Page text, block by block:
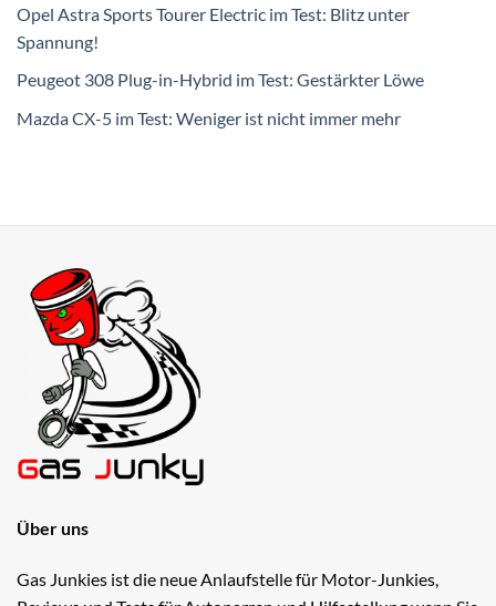
Opel Astra Sports Tourer Electric im Test: Blitz unter
Spannung!
Peugeot 308 Plug-in-Hybrid im Test: Gestärkter Löwe
Mazda CX-5 im Test: Weniger ist nicht immer mehr
Über uns
Gas Junkies ist die neue Anlaufstelle für Motor-Junkies,